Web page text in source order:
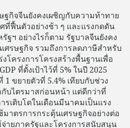
ฐกิจจีนยังคงเผชิญกับความท้าทาย
ที่ฟื้นตัวอย่างช้า ๆ และแรงกดดัน
ฐฯ อย่างไรก็ตาม รัฐบาลจีนยังคง
ศรษฐกิจ รวมถึงการลดภาษีสำหรับ
โครงการโครงสร้างพื้นฐานเพื่อ
ที่ตั้งเป้าไว้ที่ 5% ในปี 2025
1 ขยายตัวที่ 5.4% เทียบกับช่วง
กับไตรมาสก่อนหน้า แต่ดีกว่าที่
เติบโตในเดือนมีนาคมเป็นแรง
าตรการกระตุ้นเศรษฐกิจอย่างต่อ
จ่ายภาครัฐและโครงการสนับสนุน